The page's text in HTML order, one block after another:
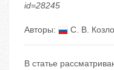
id=28245
Авторы: С. В.
В статье